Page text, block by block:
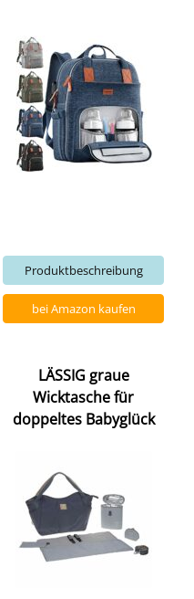
Produktbeschreibung
bei Amazon kaufen
LÄSSIG graue
Wicktasche für
doppeltes Babyglück